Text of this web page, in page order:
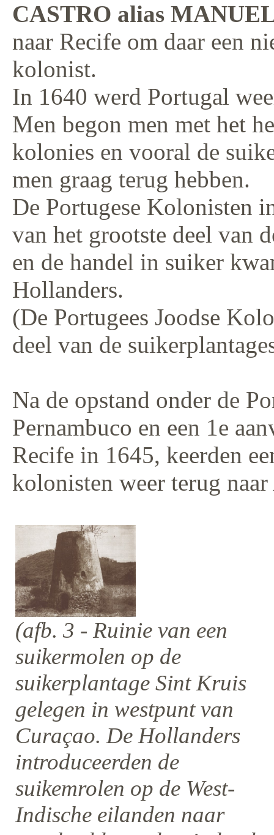
CASTRO alias
naar Recife om daar een
kolonist.
In 1640 werd Portugal
Men begon men met het
kolonies en vooral de
men graag terug hebben.
De Portugese Kolonisten
van het grootste deel van
en de handel in suiker
Hollanders.
(De Portugees Joodse
deel van de
Na de opstand onder de
Pernambuco en een 1e
Recife in 1645, keerden
kolonisten weer terug
(afb. 3 - Ruinie van een
suikermolen op de
suikerplantage Sint Kruis
gelegen in westpunt van
Curaçao. De Hollanders
introduceerden de
suikemrolen op de West-
Indische eilanden naar